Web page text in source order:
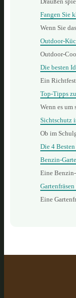
Fangen Sie
Wenn Sie
Outdoor-
Outdoor-
Die besten
Ein
Top-Tipps
Wenn es
Sichtschutz
Ob im
Die 4
Eine
Eine